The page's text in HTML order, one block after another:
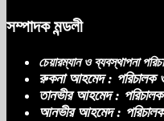
সম্পাদক মন্ডলী
চেয়ারম্যান ও ব্যবস্থাপনা
রুকনা আহমেদ : পরিচালক
তানভীর আহমেদ : পরিচালক
আনভীর আহমেদ : পরিচালক